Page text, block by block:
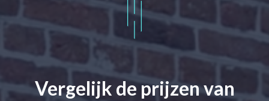
Vergelijk de prijzen van